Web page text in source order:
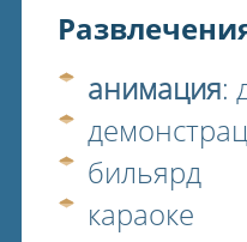
анимация:
бильярд
караоке